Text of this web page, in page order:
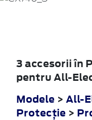
3 accesorii în
pentru All-
Modele > All-
Protecţie >